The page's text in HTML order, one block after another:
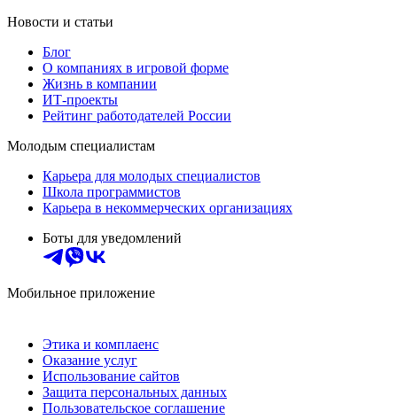
Новости и статьи
Блог
О компаниях в игровой форме
Жизнь в компании
ИТ-проекты
Рейтинг работодателей России
Молодым специалистам
Карьера для молодых специалистов
Школа программистов
Карьера в некоммерческих организациях
Боты для уведомлений
Мобильное приложение
Этика и комплаенс
Оказание услуг
Использование сайтов
Защита персональных данных
Пользовательское соглашение